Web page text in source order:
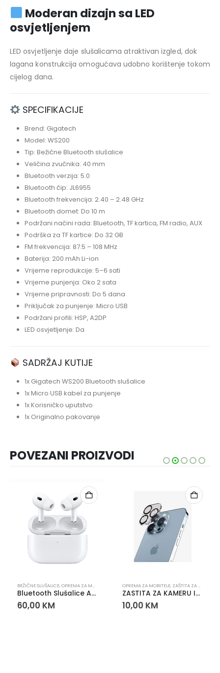
Moderan dizajn sa LED
osvjetljenjem
LED osvjetljenje daje slušalicama atraktivan izgled, dok
lagana konstrukcija omogućava udobno korištenje tokom
cijelog dana.
SPECIFIKACIJE
Brend: Gigatech
Model: WS200
Tip: Bežične Bluetooth slušalice
Veličina zvučnika: 40 mm
Bluetooth verzija: 5.0
Bluetooth čip: JL6955
Bluetooth frekvencija: 2.40 – 2.48 GHz
Bluetooth domet: Do 10 m
Podržani načini rada: Bluetooth, TF kartica, FM radio, AUX
Podrška za TF kartice: Do 32 GB
FM frekvencija: 87.5 – 108 MHz
Baterija: 200 mAh Li-ion
Vrijeme reprodukcije: 5–6 sati
Vrijeme punjenja: Oko 2 sata
Vrijeme pripravnosti: Do 5 dana
Priključak za punjenje: Micro USB
Podržani profili: HSP, A2DP
LED osvjetljenje: Da
SADRŽAJ KUTIJE
1x Gigatech WS200 Bluetooth slušalice
1x Micro USB kabel za punjenje
1x Korisničko uputstvo
1x Originalno pakovanje
POVEZANI PROIZVODI
BEŽIČNE SLUŠALICE,OPREMA ZA MOBITELE SLUŠALICE
Bluetooth Slušalice AP-PRO2
60,00 KM
OPREMA ZA MOBITELE, ZAŠTITA ZA KAMERU
ZASTITA ZA KAMERU IPHONE 12 PRO
10,00 KM